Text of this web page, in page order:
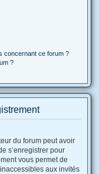
concernant ce forum ?
?
du forum peut avoir
s’enregistrer pour
vous permet de
aux invités